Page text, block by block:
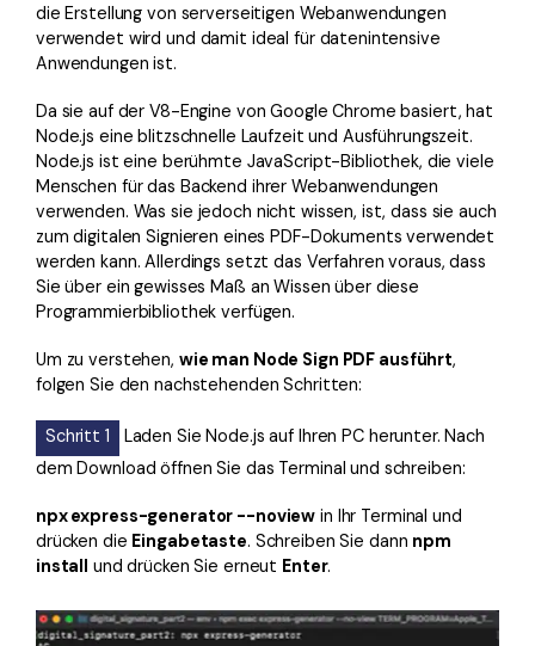
die Erstellung von serverseitigen Webanwendungen
verwendet wird und damit ideal für datenintensive
Anwendungen ist.
Da sie auf der V8-Engine von Google Chrome basiert, hat
Node.js eine blitzschnelle Laufzeit und Ausführungszeit.
Node.js ist eine berühmte JavaScript-Bibliothek, die viele
Menschen für das Backend ihrer Webanwendungen
verwenden. Was sie jedoch nicht wissen, ist, dass sie auch
zum digitalen Signieren eines PDF-Dokuments verwendet
werden kann. Allerdings setzt das Verfahren voraus, dass
Sie über ein gewisses Maß an Wissen über diese
Programmierbibliothek verfügen.
Um zu verstehen, wie man Node Sign PDF ausführt,
folgen Sie den nachstehenden Schritten:
Schritt 1
Laden Sie Node.js auf Ihren PC herunter. Nach
dem Download öffnen Sie das Terminal und schreiben:
npx express-generator --noview in Ihr Terminal und
drücken die Eingabetaste. Schreiben Sie dann npm
install
und drücken Sie erneut Enter.